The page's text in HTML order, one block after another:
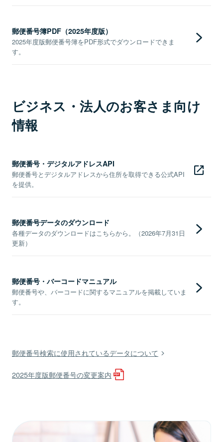
郵便番号簿PDF（2025年度版）
2025年度版郵便番号簿をPDF形式でダウンロードできま
す。
ビジネス・法人のお客さま向け
情報
郵便番号・デジタルアドレスAPI
郵便番号とデジタルアドレスから住所を取得できる公式API
を提供。
郵便番号データのダウンロード
各種データのダウンロードはこちらから。（2026年7月31日
更新）
郵便番号・バーコードマニュアル
郵便番号や、バーコードに関するマニュアルを掲載していま
す。
郵便番号検索に使用されているデータについて
2025年度版郵便番号の変更案内